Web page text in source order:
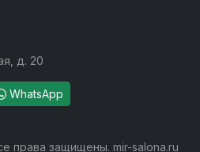
д. 20
WhatsApp
права защищены. mir-salona.ru